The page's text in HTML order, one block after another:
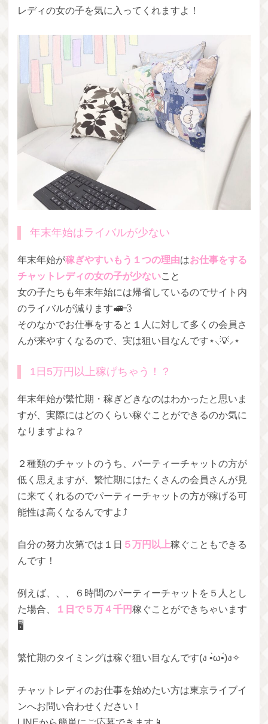
レディの女の子を気に入ってくれますよ！
年末年始はライバルが少ない
年末年始が稼ぎやすいもう１つの理由はお仕事をする
チャットレディの女の子が少ないこと
女の子たちも年末年始には帰省しているのでサイト内
のライバルが減ります🚅💨
そのなかでお仕事をすると１人に対して多くの会員さ
んが来やすくなるので、実は狙い目なんです⋆⸜💡⸝⋆
1日5万円以上稼げちゃう！？
年末年始が繁忙期・稼ぎどきなのはわかったと思いま
すが、実際にはどのくらい稼ぐことができるのか気に
なりますよね？
２種類のチャットのうち、パーティーチャットの方が
低く思えますが、繁忙期にはたくさんの会員さんが見
に来てくれるのでパーティーチャットの方が稼げる可
能性は高くなるんですよ⤴️
自分の努力次第では１日 ５万円以上稼ぐこともできる
んです！
例えば、、、６時間のパーティーチャットを５人とし
た場合、
１日で５万４千円稼ぐことができちゃいます
🖥
繁忙期のタイミングは稼ぐ狙い目なんです(ง •̀ω•́)ง✧
チャットレディのお仕事を始めたい方は東京ライブイ
ンへお問い合わせください！